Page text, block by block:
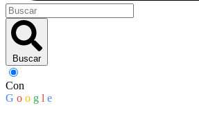
Buscar
Con
G o o g l e